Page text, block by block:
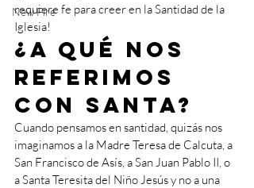
New Fire
requiere fe para creer en la Santidad de la
Iglesia!
¿A qué nos
referimos
con Santa?
Cuando pensamos en santidad, quizás nos
imaginamos a la Madre Teresa de Calcuta, a
San Francisco de Asís, a San Juan Pablo II, o
a Santa Teresita del Niño Jesús y no a una